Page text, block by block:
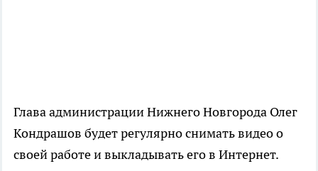
Глава администрации Нижнего Новгорода Олег
Кондрашов будет регулярно снимать видео о
своей работе и выкладывать его в Интернет.